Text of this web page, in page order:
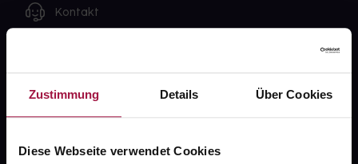
Zustimmung Details Über Cookies
Diese Webseite verwendet Cookies
Kontakt
Widerrufsformular